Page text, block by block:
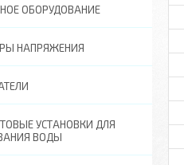
ОБОРУДОВАНИЕ
НАПРЯЖЕНИЯ
УСТАНОВКИ ДЛЯ
ВОДЫ